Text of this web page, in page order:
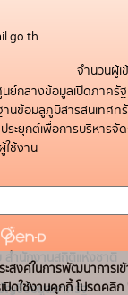
จำนวนผู้เ
ย์กลางข้อมูลเปิดภาครั
านข้อมลูภูมิสารสนเทศท
ระยุกต์เพื่อการบริหาร
ใช้งาน
สำนักงานสถิติแห่งชาติ
ญชีข้อมูลภาครัฐ
ะสงค์ในการพัฒนาการเ
ปิดใช้งานคุกกี้ โปรดคลิ